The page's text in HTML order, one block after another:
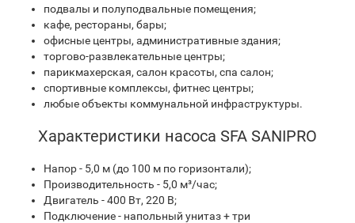
подвалы и полуподвальные помещения;
кафе, рестораны, бары;
офисные центры, административные здания;
торгово-развлекательные центры;
парикмахерская, салон красоты, спа салон;
спортивные комплексы, фитнес центры;
любые объекты коммунальной инфраструктуры.
Характеристики насоса SFA SANIPRO
Напор - 5,0 м (до 100 м по горизонтали);
Производительность - 5,0 м³/час;
Двигатель - 400 Вт, 220 В;
Подключение - напольный унитаз + три